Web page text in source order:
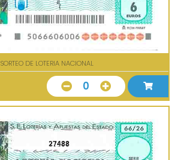
SORTEO DE LOTERIA NACIONAL
0
27488